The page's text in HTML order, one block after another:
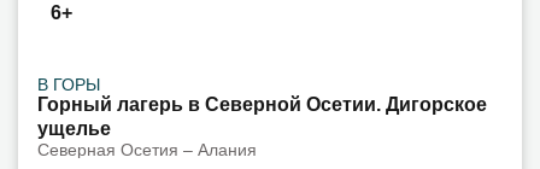
6+
В ГОРЫ
Горный лагерь в Северной Осетии. Дигорское
ущелье
Северная Осетия – Алания